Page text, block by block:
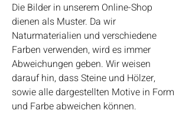
Die Bilder in unserem Online-Shop
dienen als Muster. Da wir
Naturmaterialien und verschiedene
Farben verwenden, wird es immer
Abweichungen geben. Wir weisen
darauf hin, dass Steine und Hölzer,
sowie alle dargestellten Motive in Form
und Farbe abweichen können.